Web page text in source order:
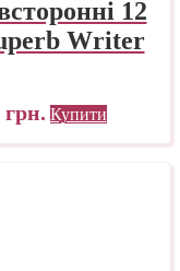
12
Writer
грн. Купити